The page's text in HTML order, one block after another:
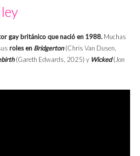
gay británico que nació en 1988. Muchas
roles en Bridgerton(Chris Van Dusen,
(Gareth Edwards, 2025) y Wicked(Jon